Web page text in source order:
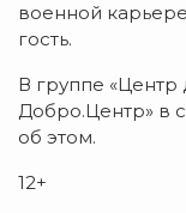
военной
гость.
В группе «Центр
Добро.Центр» в
об этом.
12+